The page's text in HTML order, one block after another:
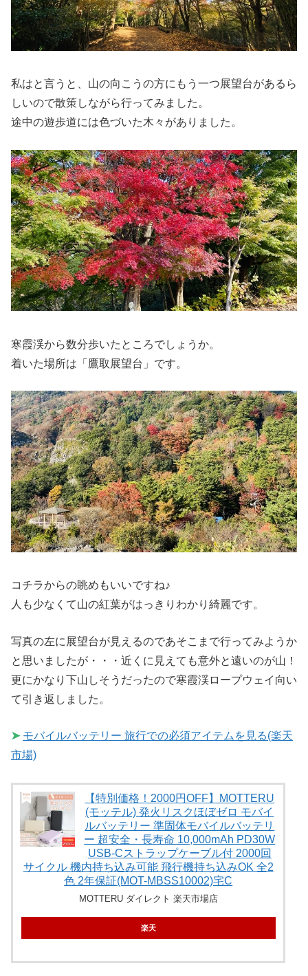
私はと言うと、山の向こうの方にもう一つ展望台があるら
しいので散策しながら行ってみました。
途中の遊歩道には色づいた木々がありました。
寒霞渓から数分歩いたところでしょうか。
着いた場所は「鷹取展望台」です。
コチラからの眺めもいいですね♪
人も少なくて山の紅葉がはっきりわかり綺麗です。
写真の左に展望台が見えるのであそこまで行ってみようか
と思いましたが・・・近くに見えても意外と遠いのが山！
更にかなり下山しそうだったので寒霞渓ロープウェイ向い
て引き返しました。
➤ モバイルバッテリー 旅行での必須アイテムを見る(楽天
市場)
【特別価格！2000円OFF】MOTTERU
(モッテル) 発火リスクほぼゼロ モバイ
ルバッテリー 準固体モバイルバッテリ
ー 超安全・長寿命 10,000mAh PD30W
USB-Cストラップケーブル付 2000回
サイクル 機内持ち込み可能 飛行機持ち込みOK 全2
色 2年保証(MOT-MBSS10002)宅C
MOTTERU ダイレクト 楽天市場店
楽天